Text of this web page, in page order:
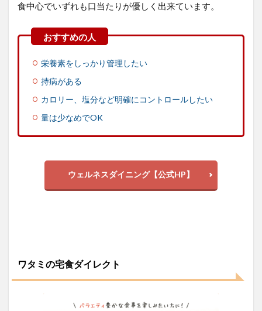
食中心でいずれも口当たりが優しく出来ています。
栄養素をしっかり管理したい
持病がある
カロリー、塩分など明確にコントロールしたい
量は少なめでOK
ウェルネスダイニング【公式HP】
ワタミの宅食ダイレクト